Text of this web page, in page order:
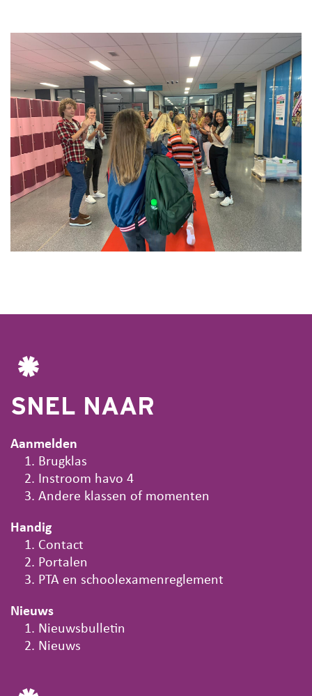
SNEL NAAR
Aanmelden
Brugklas
Instroom havo 4
Andere klassen of momenten
Handig
Contact
Portalen
PTA en schoolexamenreglement
Nieuws
Nieuwsbulletin
Nieuws